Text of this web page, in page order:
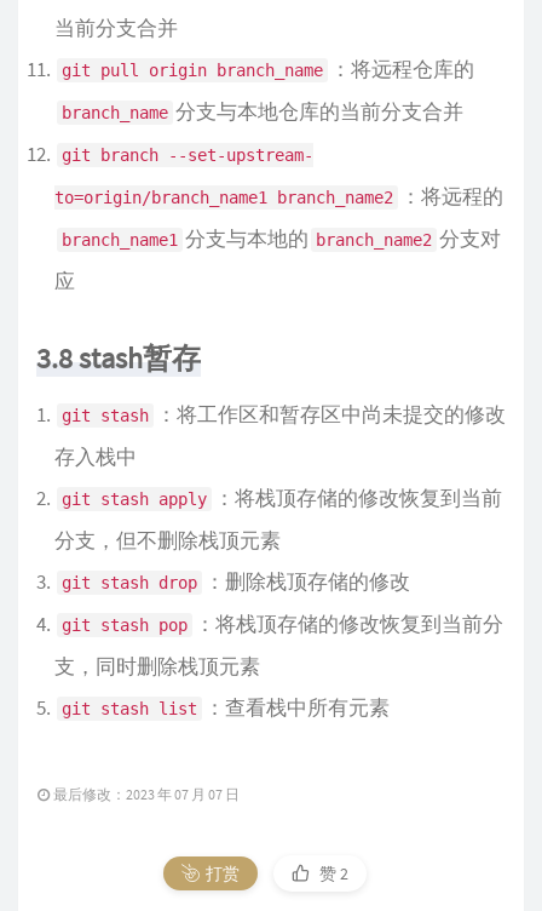
当前分支合并
git pull origin branch_name ：将远程仓库的
branch_name 分支与本地仓库的当前分支合并
git branch --set-upstream-
to=origin/branch_name1 branch_name2 ：将远程的
branch_name1 分支与本地的 branch_name2 分支对
应
3.8 stash暂存
git stash
：将工作区和暂存区中尚未提交的修改
存入栈中
git stash apply
：将栈顶存储的修改恢复到当前
分支，但不删除栈顶元素
git stash drop ：删除栈顶存储的修改
git stash pop
：将栈顶存储的修改恢复到当前分
支，同时删除栈顶元素
git stash list ：查看栈中所有元素
最后修改：2023 年 07 月 07 日
打赏 赞2